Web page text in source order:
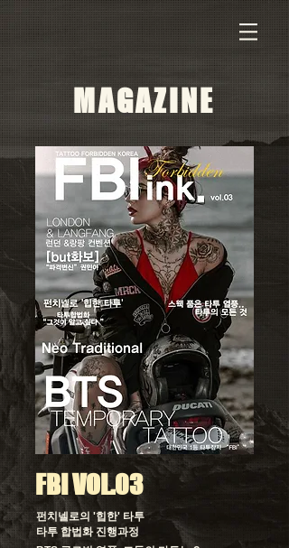
MAGAZINE
FBI VOL.03
펀치넬로의 '힙한' 타투
타투 합법화 진행과정